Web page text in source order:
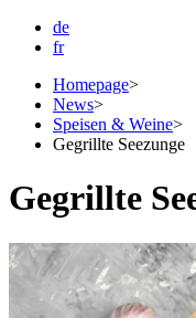
de
fr
Homepage>
News>
Speisen & Weine>
Gegrillte Seezunge
Gegrillte